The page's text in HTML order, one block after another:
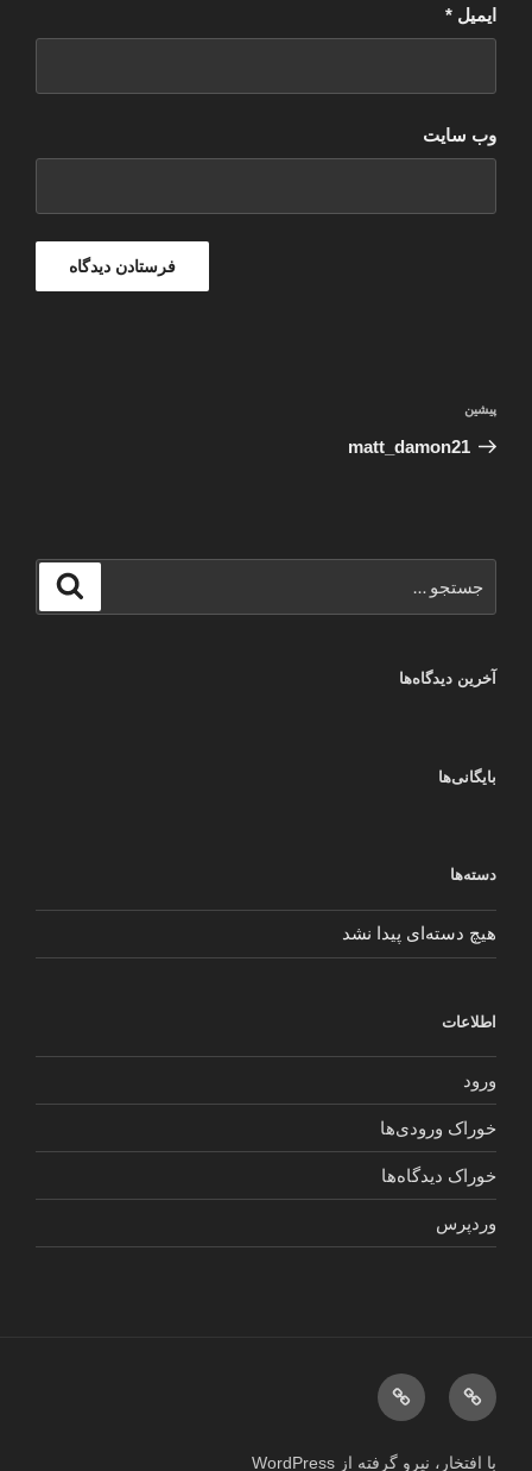
ایمیل *
وب‌ سایت
نوشته
قبلی
پیشین
matt_damon21
برای
جستجو
آخرین دیدگاه‌ها
بایگانی‌ها
دسته‌ها
هیچ دسته‌ای پیدا نشد
اطلاعات
ورود
خوراک ورودی‌ها
خوراک دیدگاه‌ها
وردپرس
{:en}About{:}
{:fa}
صفحه
اصلی
با افتخار، نیرو گرفته از WordPress